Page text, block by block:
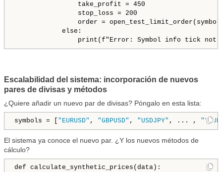
                take_profit = 450
                stop_loss = 200
order =
            else:
Escalabilidad del sistema: incorporación de nuevos
pares de divisas y métodos
¿Quiere añadir un nuevo par de divisas? Póngalo en esta lista:
symbols = [ "EURUSD" , "GBPUSD" , "USDJPY" , ... ,
El sistema ya conoce el nuevo par. ¿Y los nuevos métodos de
cálculo?
def calculate_synthetic_prices(data):